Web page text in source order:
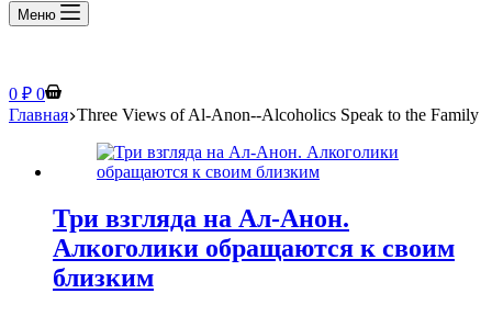
Меню
Корзина
0 ₽ 0
Главная Three Views of Al-Anon--Alcoholics Speak to the Family
Три взгляда на Ал-Анон.
Алкоголики обращаются к своим
близким